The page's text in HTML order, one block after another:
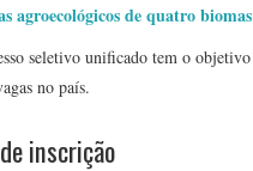
agroecológicos de quatro
seletivo unificado tem o
no país.
inscrição